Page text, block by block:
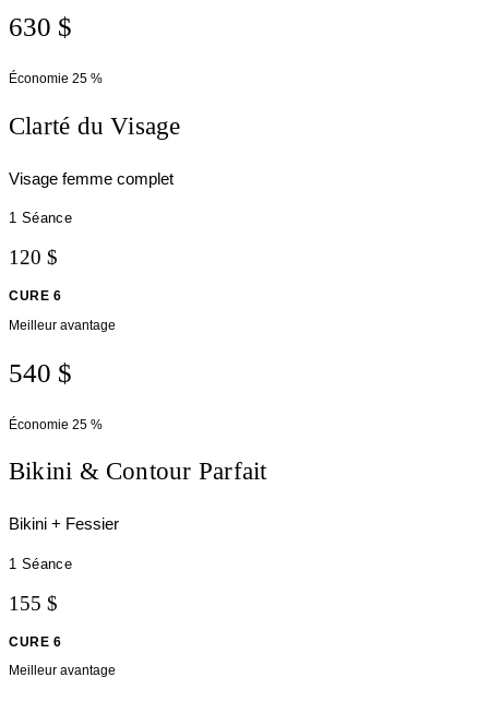
630 $
Économie 25 %
Clarté du Visage
Visage femme complet
1 Séance
120 $
CURE 6
Meilleur avantage
540 $
Économie 25 %
Bikini & Contour Parfait
Bikini + Fessier
1 Séance
155 $
CURE 6
Meilleur avantage